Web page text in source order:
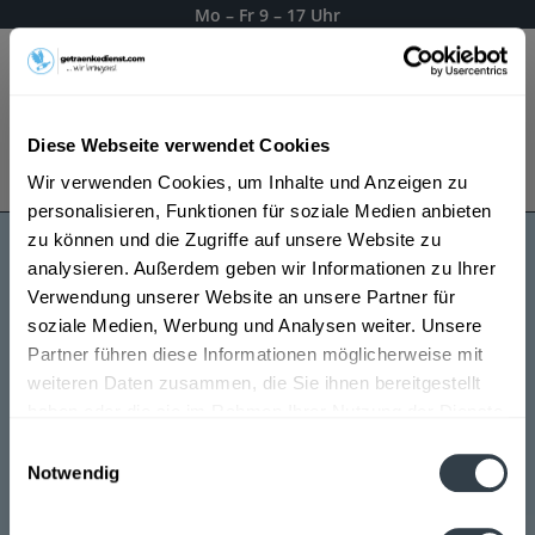
Diese Webseite verwendet Cookies
Wir verwenden Cookies, um Inhalte und Anzeigen zu
personalisieren, Funktionen für soziale Medien anbieten
zu können und die Zugriffe auf unsere Website zu
analysieren. Außerdem geben wir Informationen zu Ihrer
Verwendung unserer Website an unsere Partner für
soziale Medien, Werbung und Analysen weiter. Unsere
Partner führen diese Informationen möglicherweise mit
weiteren Daten zusammen, die Sie ihnen bereitgestellt
Notwendig
Mo – Fr 9 – 17 Uhr
Es gilt unsereDatenschutzerklärung
Rhino's